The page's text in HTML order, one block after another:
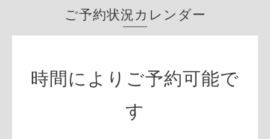
ご予約状況カレンダー
時間によりご予約可能で
す